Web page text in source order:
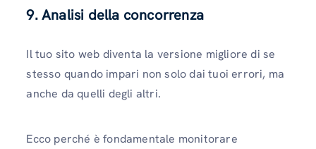
9. Analisi della concorrenza
Il tuo sito web diventa la versione migliore di se
stesso quando impari non solo dai tuoi errori, ma
anche da quelli degli altri.
Ecco perché è fondamentale monitorare